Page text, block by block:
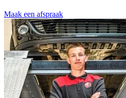
Maak een afspraak